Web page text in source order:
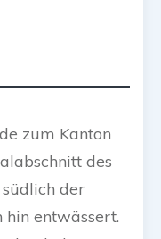
zum Kanton
des
der
hin entwässert.